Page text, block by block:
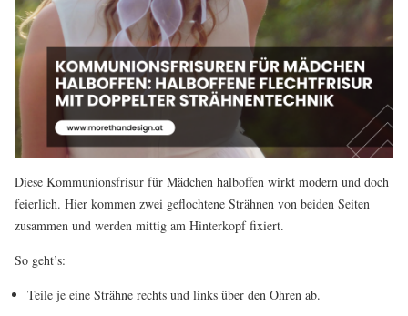
Diese Kommunionsfrisur für Mädchen halboffen wirkt modern und doch
feierlich. Hier kommen zwei geflochtene Strähnen von beiden Seiten
zusammen und werden mittig am Hinterkopf fixiert.
So geht’s:
Teile je eine Strähne rechts und links über den Ohren ab.